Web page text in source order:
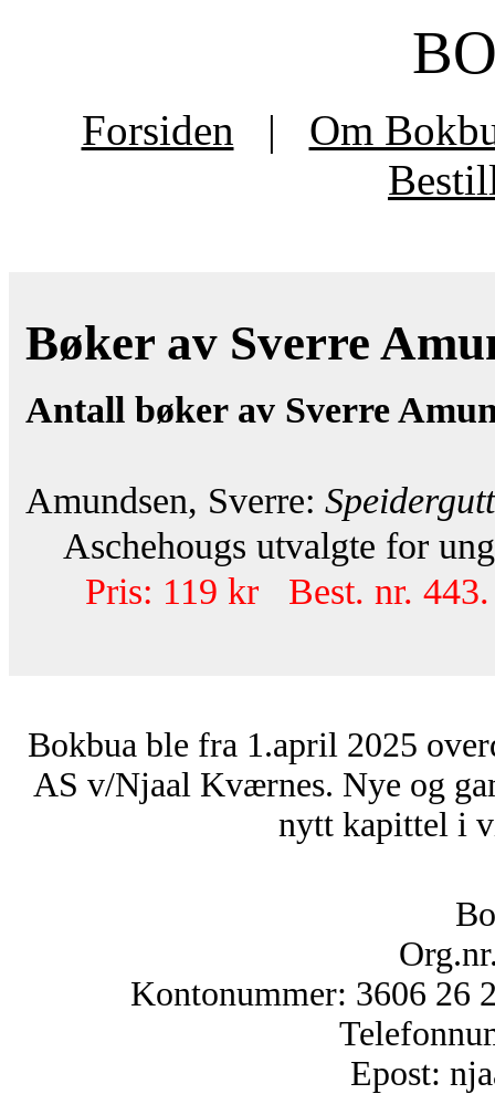
Forsiden |
Om
Bøker av Sverre
Antall bøker av Sverre
Amundsen, Sverre:
Aschehougs utvalgte for
Pris: 119 kr Best. nr. 443.
Bokbua ble fra 1.april 2025
AS v/Njaal Kværnes. Nye og
nytt kapittel i
Kontonummer: 3606 26
Epost: